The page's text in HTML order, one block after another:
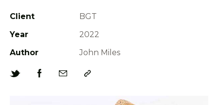
Client
BGT
Year
2022
Author
John Miles